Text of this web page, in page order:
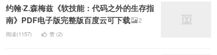
约翰·Z.森梅兹《软技能：代码之外的生存指
南》PDF电子版完整版百度云可下载
2
阅读(1157) 赞 (2)